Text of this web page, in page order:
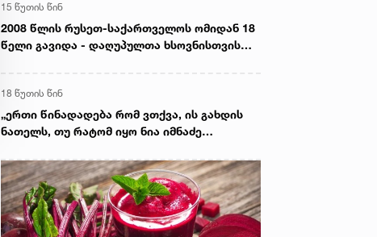
15 წუთის წინ
2008 წლის რუსეთ-საქართველოს ომიდან 18
წელი გავიდა - დაღუპულთა ხსოვნისთვის
18 წუთის წინ
„ერთი წინადადება რომ ვთქვა, ის გახდის
ნათელს, თუ რატომ იყო ნია იმნაძე